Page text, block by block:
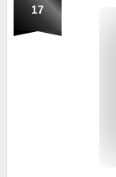
17